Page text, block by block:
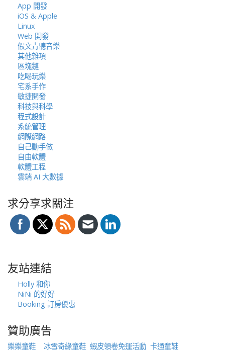
App 開發
iOS & Apple
Linux
Web 開發
假文青聽音樂
其他雜項
區塊鏈
吃喝玩樂
宅系手作
敏捷開發
科技與科學
程式設計
系統管理
網際網路
自己動手做
自由軟體
軟體工程
雲端 AI 大數據
求分享求關注
友站連結
Holly 和你
NiNi 的好好
Booking 訂房優惠
贊助廣告
樂樂童鞋 冰雪奇緣童鞋 蝦皮領卷免運活動 卡通童鞋